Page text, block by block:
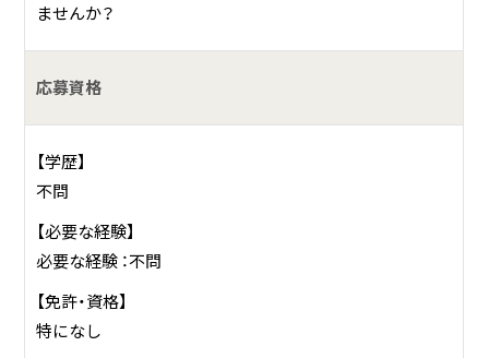
ませんか？
応募資格
【学歴】
不問
【必要な経験】
必要な経験 ：不問
【免許・資格】
特になし